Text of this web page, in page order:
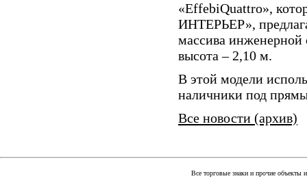
«EffebiQuattro»,
ИНТЕРЬЕР»,
массива инженерной
высота – 2,10 м.
В этой модели
наличники под
Все новости (архив)
Все торговые знаки и прочие объекты